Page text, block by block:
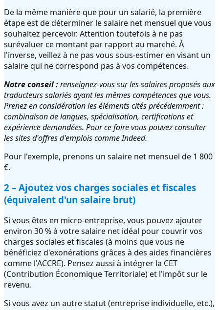
De la même manière que pour un salarié, la première
étape est de déterminer le salaire net mensuel que vous
souhaitez percevoir. Attention toutefois à ne pas
surévaluer ce montant par rapport au marché. À
l'inverse, veillez à ne pas vous sous-estimer en visant un
salaire qui ne correspond pas à vos compétences.
Notre conseil :renseignez-vous sur les salaires proposés aux
traducteurs salariés ayant les mêmes compétences que vous.
Prenez en considération les éléments cités précédemment :
combinaison de langues, spécialisation, certifications et
expérience demandées. Pour ce faire vous pouvez consulter
les sites d'offres d'emplois comme Indeed.
Pour l'exemple, prenons un salaire net mensuel de 1 800
€.
2 – Ajoutez vos charges sociales et fiscales
(équivalent d'un salaire brut)
Si vous êtes en micro-entreprise, vous pouvez ajouter
environ 30 % à votre salaire net idéal pour couvrir vos
charges sociales et fiscales (à moins que vous ne
bénéficiez d'exonérations grâces à des aides financières
comme l'ACCRE). Pensez aussi à intégrer la CET
(Contribution Économique Territoriale) et l'impôt sur le
revenu.
Si vous avez un autre statut (entreprise individuelle, etc.),